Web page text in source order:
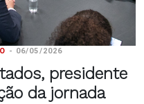
- 06/05/2026
presidente
da jornada